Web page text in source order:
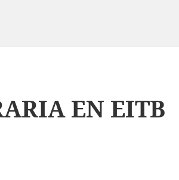
EN EITB